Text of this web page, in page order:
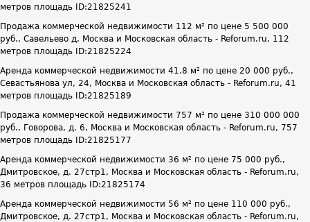
метров площадь ID:21825241
Продажа коммерческой недвижимости 112 м² по цене 5 500 000
руб., Савельево д, Москва и Московская область - Reforum.ru, 112
метров площадь ID:21825224
Аренда коммерческой недвижимости 41.8 м² по цене 20 000 руб.,
Севастьянова ул, 24, Москва и Московская область - Reforum.ru, 41
метров площадь ID:21825189
Продажа коммерческой недвижимости 757 м² по цене 310 000 000
руб., Говорова, д. 6, Москва и Московская область - Reforum.ru, 757
метров площадь ID:21825177
Аренда коммерческой недвижимости 36 м² по цене 75 000 руб.,
Дмитровское, д. 27стр1, Москва и Московская область - Reforum.ru,
36 метров площадь ID:21825174
Аренда коммерческой недвижимости 56 м² по цене 110 000 руб.,
Дмитровское, д. 27стр1, Москва и Московская область - Reforum.ru,